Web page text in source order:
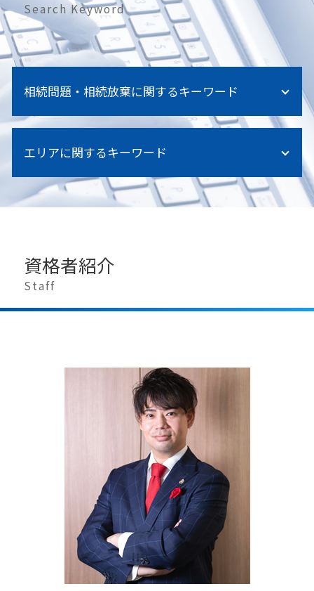
Search Keyword
相続問題・相続放棄に関するキーワード
相続放棄 手続き
相続手続き 費用
相続手続き 銀行
遺留分侵害額請求 弁護士 費用
遺言執行者 権限
相続調停
相続対策
代襲相続 孫
遺留分権利者 とは
相続手続き 代行
エリアに関するキーワード
神奈川県 相続 弁護士
東京都 労働問題 弁護士
神奈川県 医療過誤 弁護士
江東区 相続 弁護士
豊島区 労働問題 弁護士
千葉県 労働問題 弁護士
千葉県 医療過誤 弁護士
目黒区 医療過誤 弁護士
神奈川県 離婚問題 弁護士
埼玉県 離婚問題 弁護士
中央区 相続 弁護士
中央区 医療過誤 弁護士
豊島区 離婚問題 弁護士
豊島区 相続 弁護士
資格者紹介
Staff